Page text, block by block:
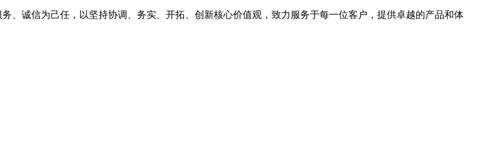
、诚信为己任，以坚持协调、务实、开拓、创新核心价值观，致力服务于每一位客户，提供卓越的产品和体